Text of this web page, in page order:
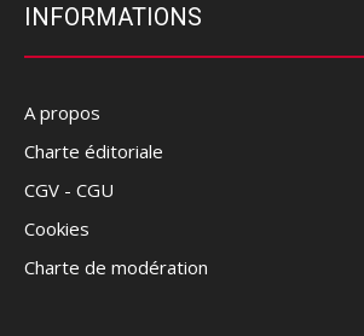
INFORMATIONS
A propos
Charte éditoriale
CGV - CGU
Cookies
Charte de modération